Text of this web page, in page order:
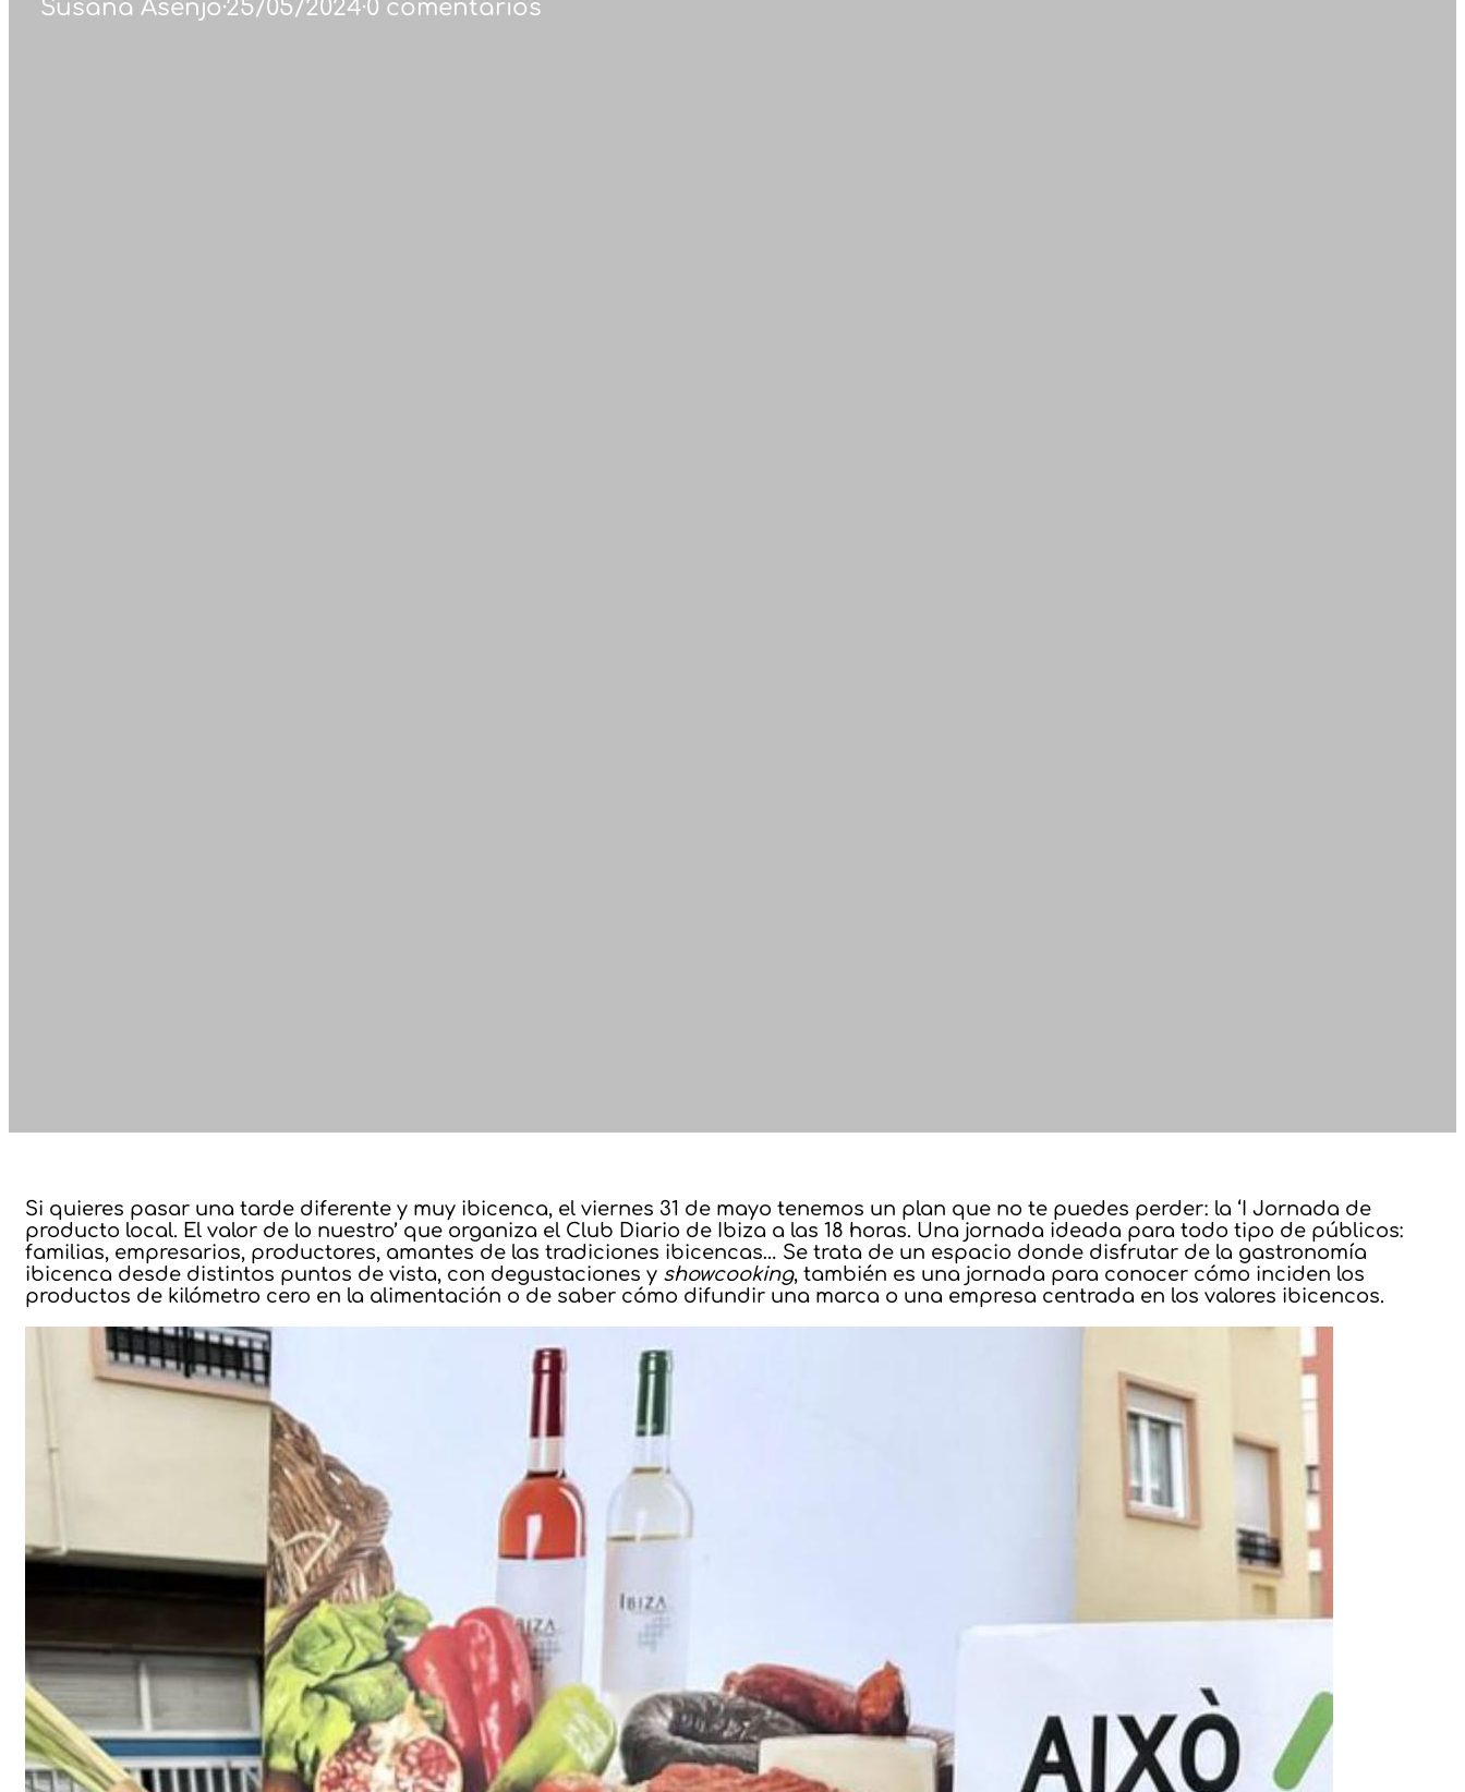
Susana Asenjo·25/05/2024·0 comentarios
Si quieres pasar una tarde diferente y muy ibicenca, el viernes 31 de mayo tenemos un plan que no te puedes perder: la ‘I Jornada de
producto local. El valor de lo nuestro’ que organiza el Club Diario de Ibiza a las 18 horas. Una jornada ideada para todo tipo de públicos:
familias, empresarios, productores, amantes de las tradiciones ibicencas… Se trata de un espacio donde disfrutar de la gastronomía
ibicenca desde distintos puntos de vista, con degustaciones y showcooking, también es una jornada para conocer cómo inciden los
productos de kilómetro cero en la alimentación o de saber cómo difundir una marca o una empresa centrada en los valores ibicencos.